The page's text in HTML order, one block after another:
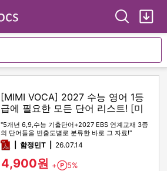
Search
[MIMI VOCA] 2027 수능 영어 1등
급에 필요한 모든 단어 리스트! [미
미보카]
"5개년 6,9,수능 기출단어+2027 EBS 연계교재 3종
의 단어들을 빈출도별로 분류한 바로 그 자료!"
pdf함정민T 26.07.14
4,900원 + Point
5%